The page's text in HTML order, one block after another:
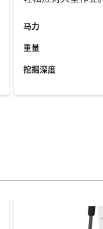
马力
重量
挖掘深度